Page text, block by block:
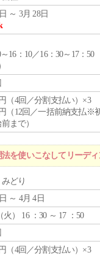
～ 3月 28日
16：10／16：30～17：50
（4回／分割支払い）×3
（12回／一括前納支払※
まで）
使いこなしてリーディ
どり
～ 4月 4日
火 ） 16 ：30 ～ 17 ：50
（4回／分割支払い）×3